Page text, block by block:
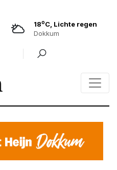
18oC, Lichte regen
Dokkum